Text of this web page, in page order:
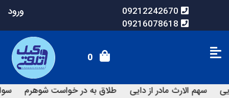
09212242670
09216078618
ورود
0
شوهرم سوال و کمک برای طلاق گرفتن یارانه من و برادرم